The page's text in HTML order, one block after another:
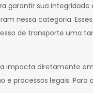
garantir sua
nessa categoria.
de transporte uma
impacta diretamente
processos legais. Para